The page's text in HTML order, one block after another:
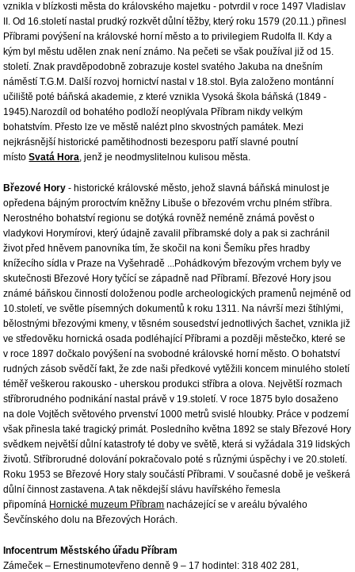
vznikla v blízkosti města do královského majetku - potvrdil v roce 1497 Vladislav
II. Od 16.století nastal prudký rozkvět důlní těžby, který roku 1579 (20.11.) přinesl
Příbrami povýšení na královské horní město a to privilegiem Rudolfa II. Kdy a
kým byl městu udělen znak není známo. Na pečeti se však používal již od 15.
století. Znak pravděpodobně zobrazuje kostel svatého Jakuba na dnešním
náměstí T.G.M. Další rozvoj hornictví nastal v 18.stol. Byla založeno montánní
učiliště poté báňská akademie, z které vznikla Vysoká škola báňská (1849 -
1945).Narozdíl od bohatého podloží neoplývala Příbram nikdy velkým
bohatstvím. Přesto lze ve městě nalézt plno skvostných památek. Mezi
nejkrásnější historické pamětihodnosti bezesporu patří slavné poutní
místoSvatá Hora, jenž je neodmyslitelnou kulisou města.
Březové Hory - historické královské město, jehož slavná báňská minulost je
opředena bájným proroctvím kněžny Libuše o březovém vrchu plném stříbra.
Nerostného bohatství regionu se dotýká rovněž neméně známá pověst o
vladykovi Horymírovi, který údajně zavalil příbramské doly a pak si zachránil
život před hněvem panovníka tím, že skočil na koni Šemíku přes hradby
knížecího sídla v Praze na Vyšehradě ...Pohádkovým březovým vrchem byly ve
skutečnosti Březové Hory tyčící se západně nad Příbramí. Březové Hory jsou
známé báňskou činností doloženou podle archeologických pramenů nejméně od
10.století, ve světle písemných dokumentů k roku 1311. Na návrší mezi štíhlými,
bělostnými březovými kmeny, v těsném sousedství jednotlivých šachet, vznikla již
ve středověku hornická osada podléhající Příbrami a později městečko, které se
v roce 1897 dočkalo povýšení na svobodné královské horní město. O bohatství
rudných zásob svědčí fakt, že zde naši předkové vytěžili koncem minulého století
téměř veškerou rakousko - uherskou produkci stříbra a olova. Největší rozmach
stříbrorudného podnikání nastal právě v 19.století. V roce 1875 bylo dosaženo
na dole Vojtěch světového prvenství 1000 metrů svislé hloubky. Práce v podzemí
však přinesla také tragický primát. Posledního května 1892 se staly Březové Hory
svědkem největší důlní katastrofy té doby ve světě, která si vyžádala 319 lidských
životů. Stříbrorudné dolování pokračovalo poté s různými úspěchy i ve 20.století.
Roku 1953 se Březové Hory staly součástí Příbrami. V současné době je veškerá
důlní činnost zastavena. A tak někdejší slávu havířského řemesla
připomíná Hornické muzeum Příbram nacházející se v areálu bývalého
Ševčínského dolu na Březových Horách.
Infocentrum Městského úřadu Příbram
Zámeček – Ernestinumotevřeno denně 9 – 17 hodintel: 318 402 281,